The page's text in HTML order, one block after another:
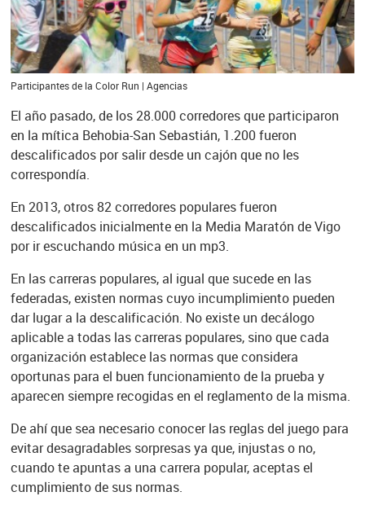
Participantes de la Color Run | Agencias
El año pasado, de los 28.000 corredores que participaron
en la mítica Behobia-San Sebastián, 1.200 fueron
descalificados por salir desde un cajón que no les
correspondía.
En 2013, otros 82 corredores populares fueron
descalificados inicialmente en la Media Maratón de Vigo
por ir escuchando música en un mp3.
En las carreras populares, al igual que sucede en las
federadas, existen normas cuyo incumplimiento pueden
dar lugar a la descalificación. No existe un decálogo
aplicable a todas las carreras populares, sino que cada
organización establece las normas que considera
oportunas para el buen funcionamiento de la prueba y
aparecen siempre recogidas en el reglamento de la misma.
De ahí que sea necesario conocer las reglas del juego para
evitar desagradables sorpresas ya que, injustas o no,
cuando te apuntas a una carrera popular, aceptas el
cumplimiento de sus normas.